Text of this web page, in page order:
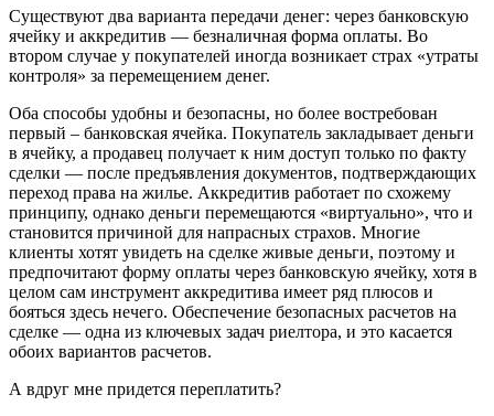
Существуют два варианта передачи денег: через банковскую
ячейку и аккредитив — безналичная форма оплаты. Во
втором случае у покупателей иногда возникает страх «утраты
контроля» за перемещением денег.
Оба способы удобны и безопасны, но более востребован
первый – банковская ячейка. Покупатель закладывает деньги
в ячейку, а продавец получает к ним доступ только по факту
сделки — после предъявления документов, подтверждающих
переход права на жилье. Аккредитив работает по схожему
принципу, однако деньги перемещаются «виртуально», что и
становится причиной для напрасных страхов. Многие
клиенты хотят увидеть на сделке живые деньги, поэтому и
предпочитают форму оплаты через банковскую ячейку, хотя в
целом сам инструмент аккредитива имеет ряд плюсов и
бояться здесь нечего. Обеспечение безопасных расчетов на
сделке — одна из ключевых задач риелтора, и это касается
обоих вариантов расчетов.
А вдруг мне придется переплатить?